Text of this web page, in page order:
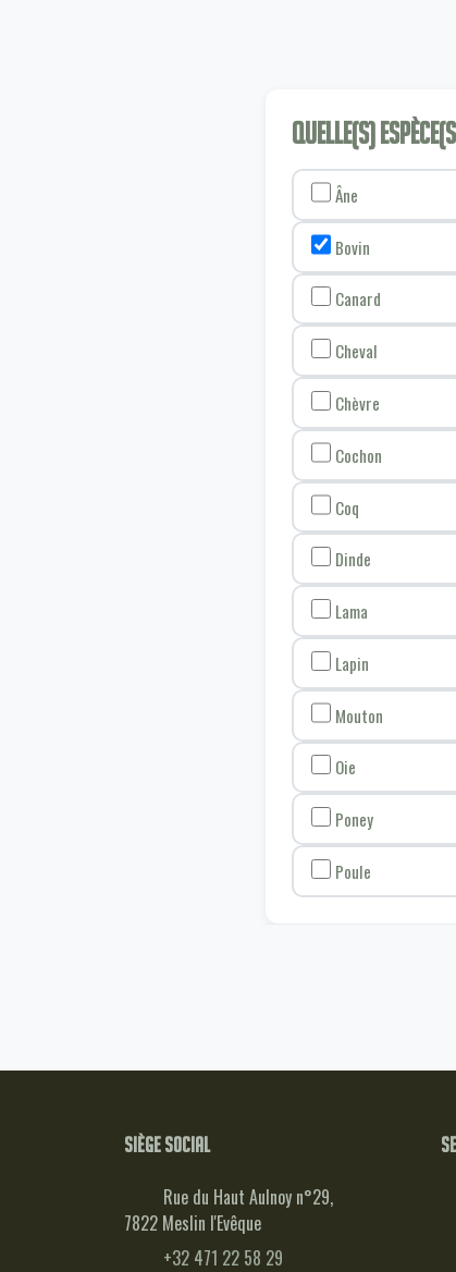
Quelle(s)
Âne
Bovin
Canard
Cheval
Chèvre
Cochon
Coq
Dinde
Lama
Lapin
Mouton
Oie
Poney
Poule
Siège social
Rue du Haut Aulnoy n°29,
7822 Meslin l'Evêque
+32 471 22 58 29